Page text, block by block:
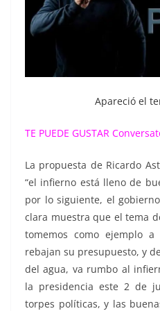
Apareció el
TE PUEDE GUSTAR
La propuesta de Ricardo
“el infierno está lleno de
por lo siguiente, el
clara muestra que el tema
tomemos como ejemplo
rebajan su presupuesto, y
del agua, va rumbo al
la presidencia este 2 de
torpes políticas, y las